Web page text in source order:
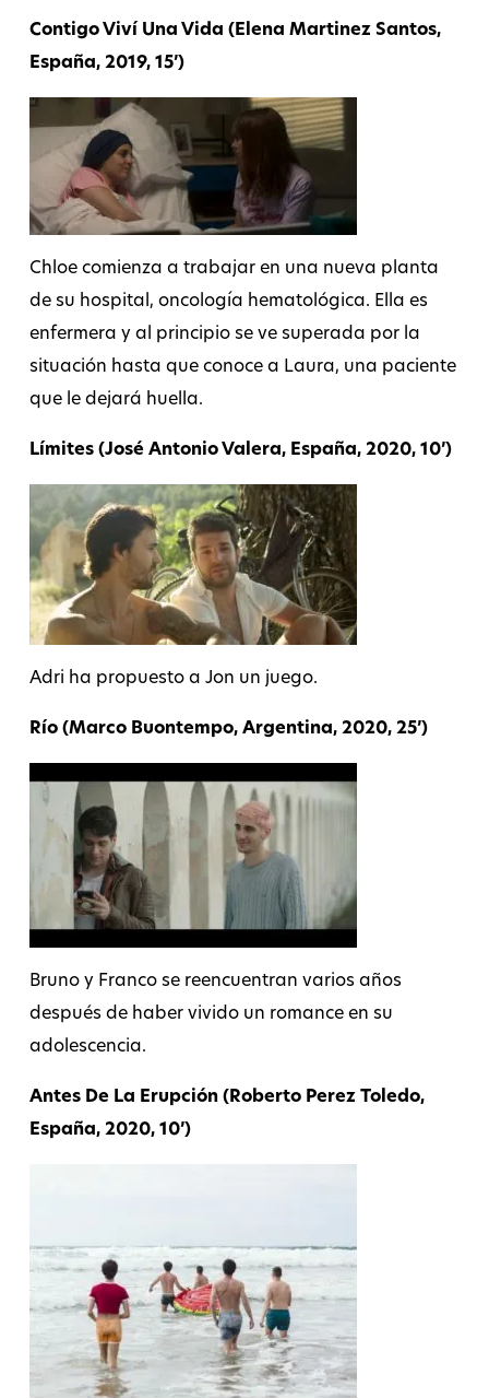
Contigo Viví Una Vida (Elena Martinez Santos,
España, 2019, 15’)
Chloe comienza a trabajar en una nueva planta
de su hospital, oncología hematológica. Ella es
enfermera y al principio se ve superada por la
situación hasta que conoce a Laura, una paciente
que le dejará huella.
Límites (José Antonio Valera, España, 2020, 10’)
Adri ha propuesto a Jon un juego.
Río (Marco Buontempo, Argentina, 2020, 25’)
Bruno y Franco se reencuentran varios años
después de haber vivido un romance en su
adolescencia.
Antes De La Erupción (Roberto Perez Toledo,
España, 2020, 10’)